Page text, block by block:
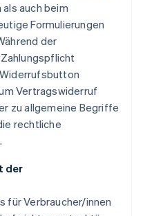
auch beim
Formulierungen
der
Vertragswiderruf
zu allgemeine Begriffe
rechtliche
der
für Verbraucher/innen